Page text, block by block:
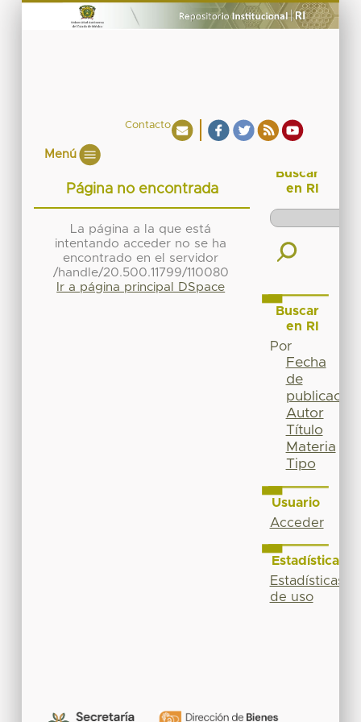
Contacto
Menú
Página no encontrada
La página a la que está
intentando acceder no se ha
encontrado en el servidor
/handle/20.500.11799/110080
Ir a página principal DSpace
Buscar
en RI
Buscar
en RI
Por
Fecha
de
publicación
Autor
Título
Materia
Tipo
Usuario
Acceder
Estadísticas
Estadísticas
de uso